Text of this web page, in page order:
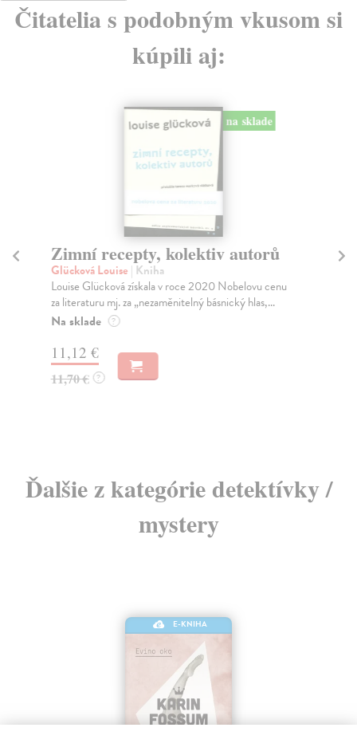
Čitatelia s podobným vkusom si
kúpili aj:
na sklade
Zimní recepty, kolektiv autorů
Glücková Louise| Kniha
Louise Glücková získala v roce 2020 Nobelovu cenu
za literaturu mj. za „nezaměnitelný básnický hlas,...
Na sklade ?
11,12 €
11,70 € ?
Ďalšie z kategórie detektívky /
mystery
E-KNIHA